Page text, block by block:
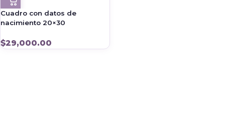
Cuadro con datos de
nacimiento 20×30
$29,000.00